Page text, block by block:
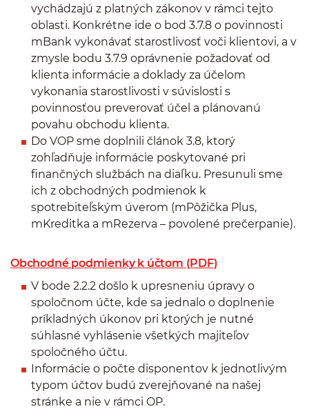
vychádzajú z platných zákonov v rámci tejto
oblasti. Konkrétne ide o bod 3.7.8 o povinnosti
mBank vykonávať starostlivosť voči klientovi, a v
zmysle bodu 3.7.9 oprávnenie požadovať od
klienta informácie a doklady za účelom
vykonania starostlivosti v súvislosti s
povinnosťou preverovať účel a plánovanú
povahu obchodu klienta.
Do VOP sme doplnili článok 3.8, ktorý
zohľadňuje informácie poskytované pri
finančných službách na diaľku. Presunuli sme
ich z obchodných podmienok k
spotrebiteľským úverom (mPôžička Plus,
mKreditka a mRezerva – povolené prečerpanie).
Obchodné podmienky k účtom (PDF)
V bode 2.2.2 došlo k upresneniu úpravy o
spoločnom účte, kde sa jednalo o doplnenie
príkladných úkonov pri ktorých je nutné
súhlasné vyhlásenie všetkých majiteľov
spoločného účtu.
Informácie o počte disponentov k jednotlivým
typom účtov budú zverejňované na našej
stránke a nie v rámci OP.